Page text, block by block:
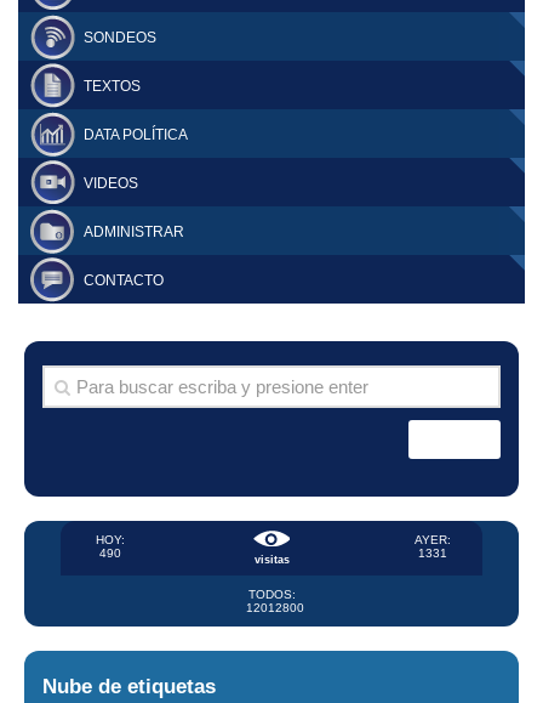
SONDEOS
TEXTOS
DATA POLÍTICA
VIDEOS
ADMINISTRAR
CONTACTO
visitas
HOY:
490
AYER:
1331
TODOS:
12012800
Nube de etiquetas